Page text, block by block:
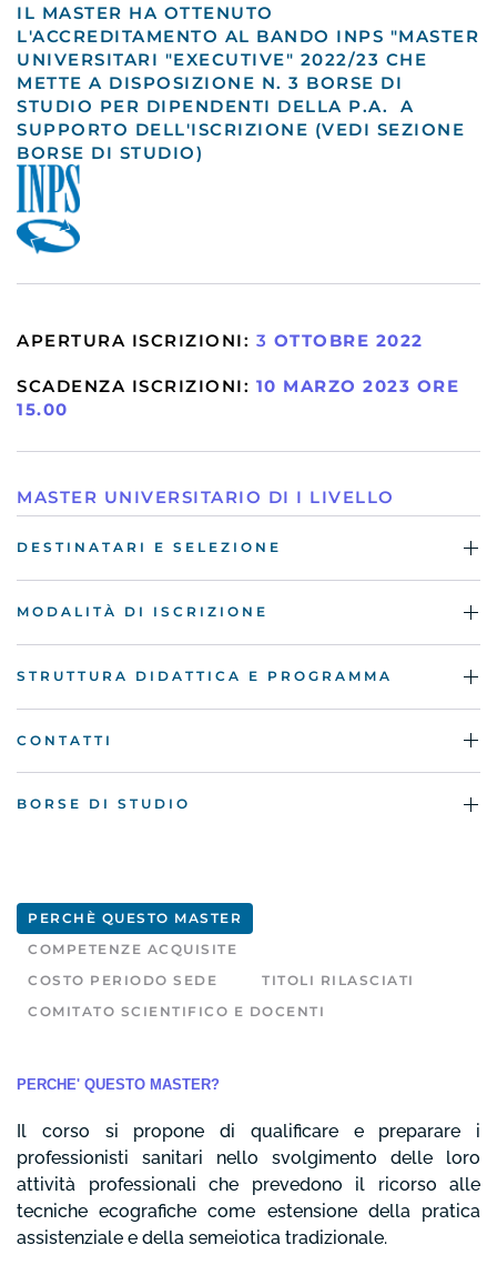
IL MASTER HA OTTENUTO
L'ACCREDITAMENTO AL BANDO INPS "MASTER
UNIVERSITARI "EXECUTIVE" 2022/23 CHE
METTE A DISPOSIZIONE N. 3 BORSE DI
STUDIO PER DIPENDENTI DELLA P.A. A
SUPPORTO DELL'ISCRIZIONE (VEDI SEZIONE
BORSE DI STUDIO)
APERTURA ISCRIZIONI: 3 OTTOBRE 2022
SCADENZA ISCRIZIONI: 10 MARZO 2023 ORE
15.00
MASTER UNIVERSITARIO DI I LIVELLO
DESTINATARI E SELEZIONE
MODALITÀ DI ISCRIZIONE
STRUTTURA DIDATTICA E PROGRAMMA
CONTATTI
BORSE DI STUDIO
PERCHÈ QUESTO MASTER
COMPETENZE ACQUISITE
COSTO PERIODO SEDE
TITOLI RILASCIATI
COMITATO SCIENTIFICO E DOCENTI
PERCHE' QUESTO MASTER?
Il corso si propone di qualificare e preparare i
professionisti sanitari nello svolgimento delle loro
attività professionali che prevedono il ricorso alle
tecniche ecografiche come estensione della pratica
assistenziale e della semeiotica tradizionale.